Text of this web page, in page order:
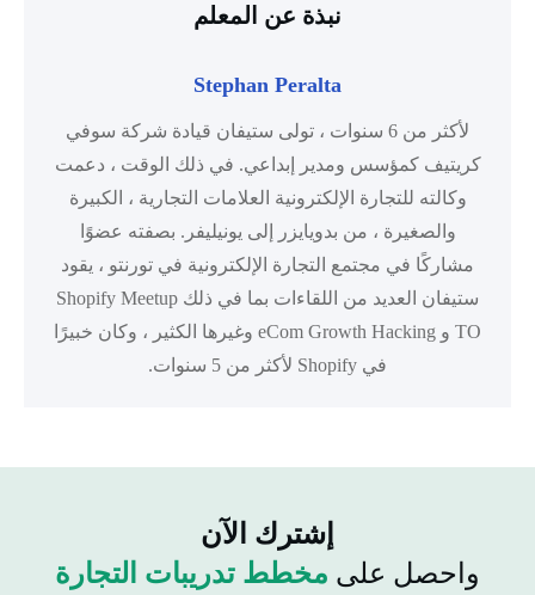
نبذة عن المعلم
Stephan Peralta
لأكثر من 6 سنوات ، تولى ستيفان قيادة شركة سوفي
كريتيف كمؤسس ومدير إبداعي. في ذلك الوقت ، دعمت
وكالته للتجارة الإلكترونية العلامات التجارية ، الكبيرة
والصغيرة ، من بدويايزر إلى يونيليفر. بصفته عضوًا
مشاركًا في مجتمع التجارة الإلكترونية في تورنتو ، يقود
ستيفان العديد من اللقاءات بما في ذلك Shopify Meetup
TO و eCom Growth Hacking وغيرها الكثير ، وكان خبيرًا
في Shopify لأكثر من 5 سنوات.
إشترك الآن
واحصل على مخطط تدريبات التجارة